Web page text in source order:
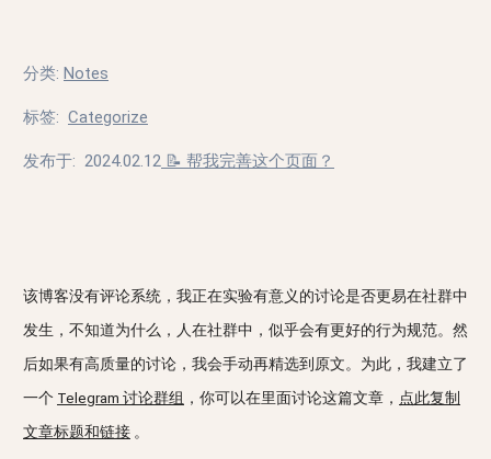
分类: Notes
标签: Categorize
发布于: 2024.02.12 📝 帮我完善这个页面？
该博客没有评论系统，我正在实验有意义的讨论是否更易在社群中
发生，不知道为什么，人在社群中，似乎会有更好的行为规范。然
后如果有高质量的讨论，我会手动再精选到原文。为此，我建立了
一个 Telegram 讨论群组 ，你可以在里面讨论这篇文章， 点此复制
文章标题和链接 。